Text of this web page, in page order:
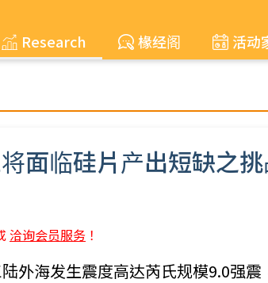
Research 椽经阁 活动
面临硅片产出短缺之
洽询会员服务 ！
外海发生震度高达芮氏规模9.0强